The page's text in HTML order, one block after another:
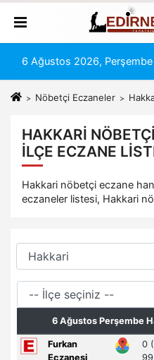
6 Ağustos 2026, Perşembe
Nöbetçi Eczaneler
HAKKARI
İLÇE ECZANE
Hakkari nöbetçi eczane
eczaneler listesi, Hakkari